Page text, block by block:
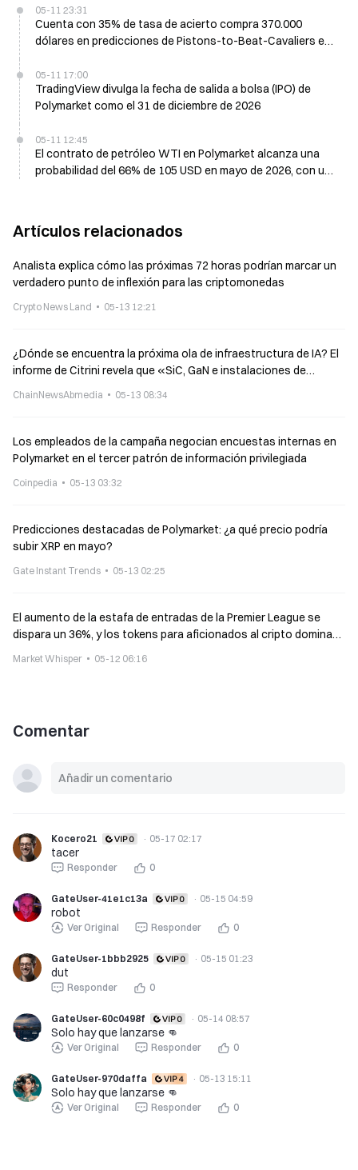
05-11 23:31
Cuenta con 35% de tasa de acierto compra 370.000
dólares en predicciones de Pistons-to-Beat-Cavaliers en
05-11 17:00
TradingView divulga la fecha de salida a bolsa (IPO) de
Polymarket como el 31 de diciembre de 2026
05-11 12:45
El contrato de petróleo WTI en Polymarket alcanza una
probabilidad del 66% de 105 USD en mayo de 2026, con una
Artículos relacionados
Analista explica cómo las próximas 72 horas podrían marcar un
verdadero punto de inflexión para las criptomonedas
Crypto News Land 05-13 12:21
¿Dónde se encuentra la próxima ola de infraestructura de IA? El
informe de Citrini revela que «SiC, GaN e instalaciones de
ChainNewsAbmedia 05-13 08:34
Los empleados de la campaña negocian encuestas internas en
Polymarket en el tercer patrón de información privilegiada
Coinpedia 05-13 03:32
Predicciones destacadas de Polymarket: ¿a qué precio podría
subir XRP en mayo?
Gate Instant Trends 05-13 02:25
El aumento de la estafa de entradas de la Premier League se
dispara un 36%, y los tokens para aficionados al cripto dominan
Market Whisper 05-12 06:16
Comentar
Kocero21 · 05-17 02:17
tacer
Responder 0
GateUser-41e1c13a · 05-15 04:59
robot
Ver Original Responder 0
GateUser-1bbb2925 · 05-15 01:23
dut
Responder 0
GateUser-60c0498f · 05-14 08:57
Solo hay que lanzarse 👊
Ver Original Responder 0
GateUser-970daffa · 05-13 15:11
Solo hay que lanzarse 👊
Ver Original Responder 0